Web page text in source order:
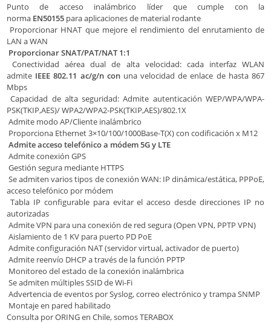
Punto de acceso inalámbrico líder que cumple con la
norma EN50155 para aplicaciones de material rodante
Proporcionar HNAT que mejore el rendimiento del enrutamiento de
LAN a WAN
Proporcionar SNAT/PAT/NAT 1:1
Conectividad aérea dual de alta velocidad: cada interfaz WLAN
admite IEEE 802.11 ac/g/n conuna velocidad de enlace de hasta 867
Mbps
Capacidad de alta seguridad: Admite autenticación WEP/WPA/WPA-
PSK(TKIP,AES)/ WPA2/WPA2-PSK(TKIP,AES)/802.1X
Admite modo AP/Cliente inalámbrico
Proporciona Ethernet 3×10/100/1000Base-T(X) con codificación x M12
Admite acceso telefónico a módem 5G y LTE
Admite conexión GPS
Gestión segura mediante HTTPS
Se admiten varios tipos de conexión WAN: IP dinámica/estática, PPPoE,
acceso telefónico por módem
Tabla IP configurable para evitar el acceso desde direcciones IP no
autorizadas
Admite VPN para una conexión de red segura (Open VPN, PPTP VPN)
Aislamiento de 1 KV para puerto PD PoE
Admite configuración NAT (servidor virtual, activador de puerto)
Admite reenvío DHCP a través de la función PPTP
Monitoreo del estado de la conexión inalámbrica
Se admiten múltiples SSID de Wi-Fi
Advertencia de eventos por Syslog, correo electrónico y trampa SNMP
Montaje en pared habilitado
Consulta por ORING en Chile, somos TERABOX